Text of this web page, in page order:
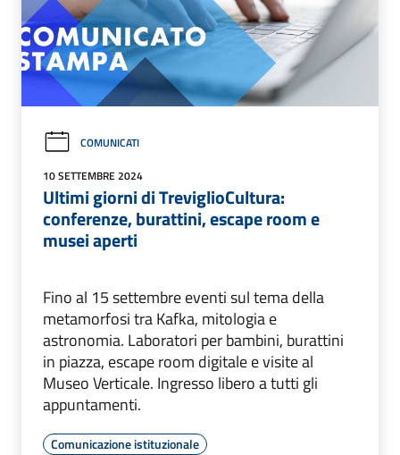
COMUNICATI
10 SETTEMBRE 2024
Ultimi giorni di TreviglioCultura:
conferenze, burattini, escape room e
musei aperti
Fino al 15 settembre eventi sul tema della
metamorfosi tra Kafka, mitologia e
astronomia. Laboratori per bambini, burattini
in piazza, escape room digitale e visite al
Museo Verticale. Ingresso libero a tutti gli
appuntamenti.
Comunicazione istituzionale